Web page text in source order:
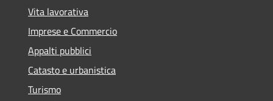
Vita lavorativa
Imprese e Commercio
Appalti pubblici
Catasto e urbanistica
Turismo